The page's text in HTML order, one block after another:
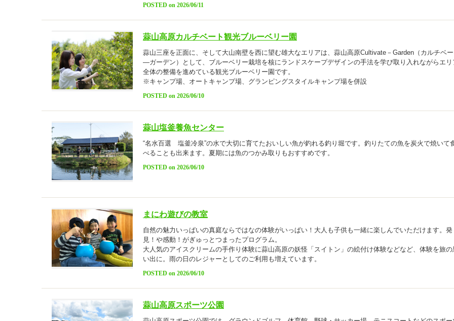
POSTED on 2026/06/11
蒜山高原カルチベート観光ブルーベリー園
蒜山三座を正面に、そして大山南壁を西に望む雄大なエリアは、蒜山高原Cultivate－Garden（カルチベ
―ガーデン）として、ブルーベリー栽培を核にランドスケープデザインの手法を学び取り入れながらエリ
全体の整備を進めている観光ブルーベリー園です。
※キャンプ場、オートキャンプ場、グランピングスタイルキャンプ場を併設
POSTED on 2026/06/10
蒜山塩釜養魚センター
“名水百選 塩釜冷泉”の水で大切に育てたおいしい魚が釣れる釣り堀です。釣りたての魚を炭火で焼いて
べることも出来ます。夏期には魚のつかみ取りもおすすめです。
POSTED on 2026/06/10
まにわ遊びの教室
自然の魅力いっぱいの真庭ならではなの体験がいっぱい！大人も子供も一緒に楽しんでいただけます。発
見！や感動！がぎゅっとつまったプログラム。
大人気のアイスクリームの手作り体験に蒜山高原の妖怪「スイトン」の絵付け体験などなど、体験を旅の
い出に。雨の日のレジャーとしてのご利用も増えています。
POSTED on 2026/06/10
蒜山高原スポーツ公園